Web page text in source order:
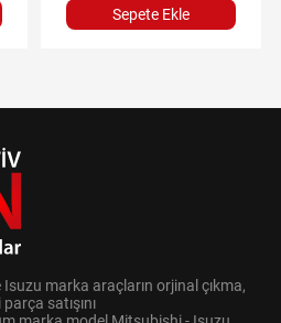
Sepete Ekle
marka araçların orjinal çıkma,
satışını